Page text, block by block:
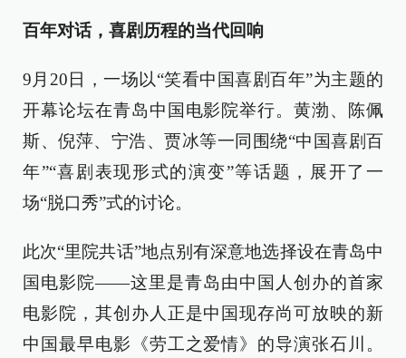
百年对话，喜剧历程的当代回响
9月20日，一场以“笑看中国喜剧百年”为主题的
开幕论坛在青岛中国电影院举行。黄渤、陈佩
斯、倪萍、宁浩、贾冰等一同围绕“中国喜剧百
年”“喜剧表现形式的演变”等话题，展开了一
场“脱口秀”式的讨论。
此次“里院共话”地点别有深意地选择设在青岛中
国电影院——这里是青岛由中国人创办的首家
电影院，其创办人正是中国现存尚可放映的新
中国最早电影《劳工之爱情》的导演张石川。